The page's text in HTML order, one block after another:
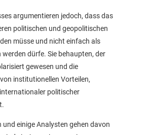
argumentieren jedoch, dass das
politischen und geopolitischen
müsse und nicht einfach als
dürfe. Sie behaupten, der
gewesen und die
institutionellen Vorteilen,
politischer
einige Analysten gehen davon